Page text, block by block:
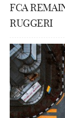
FCA
RUGGERI